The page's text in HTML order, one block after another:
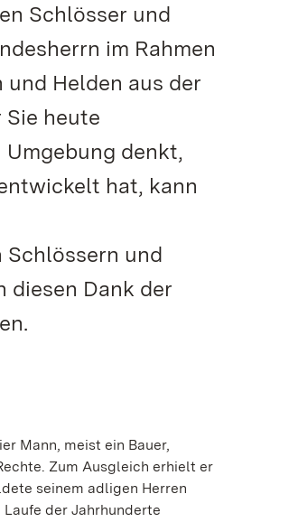
Schlösser und
im Rahmen
Helden aus der
Sie heute
Umgebung denkt,
hat, kann
Schlössern und
diesen Dank der
Mann, meist ein Bauer,
Zum Ausgleich erhielt er
seinem adligen Herren
der Jahrhunderte